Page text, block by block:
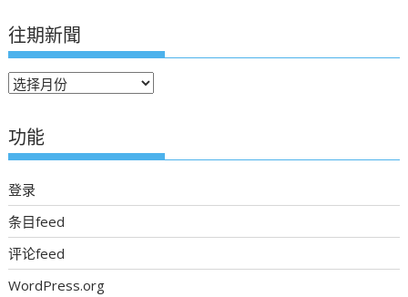
往期新聞
往
新
聞
功能
登录
条目feed
评论feed
WordPress.org